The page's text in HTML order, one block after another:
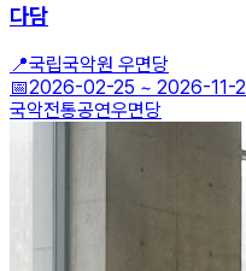
다담
📍국립국악원 우면당
📅2026-02-25 ~ 2026-11-
국악전통공연우면당